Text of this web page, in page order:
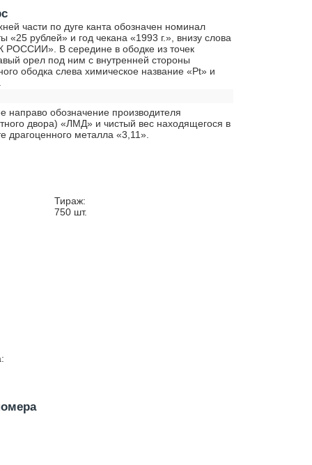
части по дуге канта обозначен номинал
«25 рублей» и год чекана «1993 г.», внизу слова
РОССИИ». В середине в ободке из точек
орел под ним с внутренней стороны
ободка слева химическое название «Pt» и
направо обозначение производителя
двора) «ЛМД» и чистый вес находящегося в
драгоценного металла «3,11».
Тираж:
750 шт.